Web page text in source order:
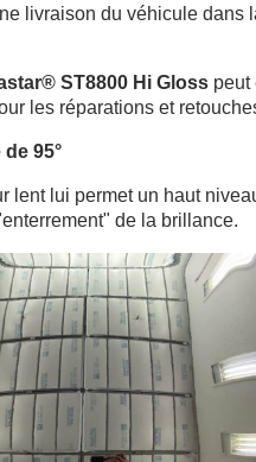
livraison du véhicule dans
ST8800Hi Glosspeut
les réparations et
95°
lent lui permet un haut
de la brillance.